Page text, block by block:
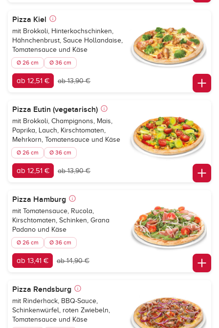
Pizza Kiel
mit Brokkoli, Hinterkochschinken,
Hähnchenbrust, Sauce Hollandaise,
Tomatensauce und Käse
Ø 26 cm Ø 36 cm
ab 12,51 € ab 13,90 €
Pizza Eutin (vegetarisch)
mit Brokkoli, Champignons, Mais,
Paprika, Lauch, Kirschtomaten,
Mehrkorn, Tomatensauce und Käse
Ø 26 cm Ø 36 cm
ab 12,51 € ab 13,90 €
Pizza Hamburg
mit Tomatensauce, Rucola,
Kirschtomaten, Schinken, Grana
Padano und Käse
Ø 26 cm Ø 36 cm
ab 13,41 € ab 14,90 €
Pizza Rendsburg
mit Rinderhack, BBQ-Sauce,
Schinkenwürfel, roten Zwiebeln,
Tomatensauce und Käse